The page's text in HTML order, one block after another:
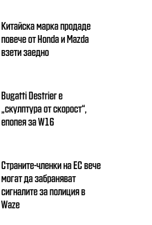
Китайска марка продаде
повече от Honda и Mazda
взети заедно
Bugatti Destrier е
„скулптура от скорост“,
епопея за W16
Страните-членки на ЕС вече
могат да забраняват
сигналите за полиция в
Waze